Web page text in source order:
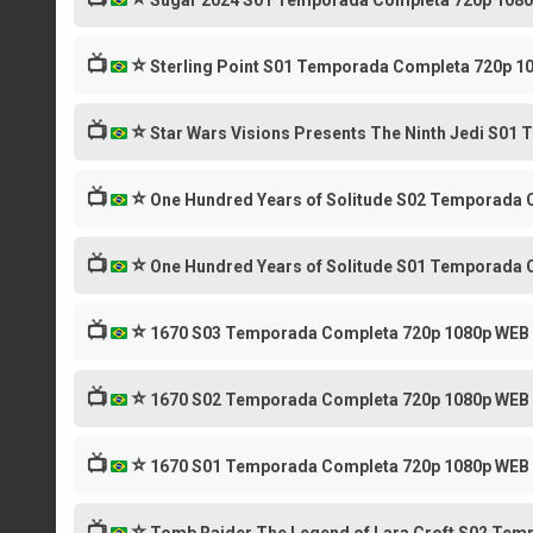
📺 ⭐Sterling Point S01 Temporada Completa 720p
📺 ⭐Star Wars Visions Presents The Ninth Jedi S01
📺 ⭐One Hundred Years of Solitude S02 Temporada
📺 ⭐One Hundred Years of Solitude S01 Temporada
📺 ⭐1670 S03 Temporada Completa 720p 1080p WEB
📺 ⭐1670 S02 Temporada Completa 720p 1080p WEB
📺 ⭐1670 S01 Temporada Completa 720p 1080p WEB